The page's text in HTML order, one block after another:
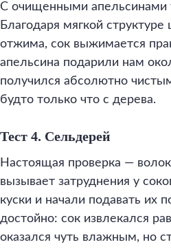
С очищенными апельсинами
Благодаря мягкой
отжима, сок выжимается
апельсина подарили нам
получился абсолютно
будто только что с дерева.
Тест 4. Сельдерей
Настоящая проверка —
вызывает затруднения у
куски и начали подавать их
достойно: сок извлекался
оказался чуть влажным, но